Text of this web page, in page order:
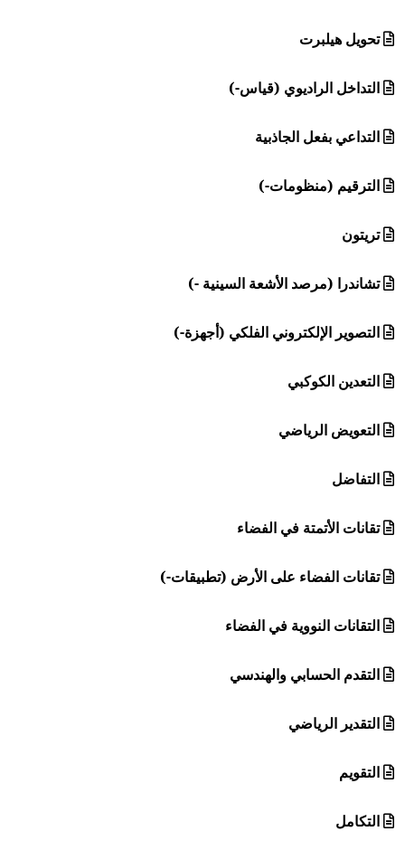
تحويل هيلبرت
التداخل الراديوي (قياس-)
التداعي بفعل الجاذبية
الترقيم (منظومات-)
تريتون
تشاندرا (مرصد الأشعة السينية -)
التصوير الإلكتروني الفلكي (أجهزة-)
التعدين الكوكبي
التعويض الرياضي
التفاضل
تقانات الأتمتة في الفضاء
تقانات الفضاء على الأرض (تطبيقات-)
التقانات النووية في الفضاء
التقدم الحسابي والهندسي
التقدير الرياضي
التقويم
التكامل